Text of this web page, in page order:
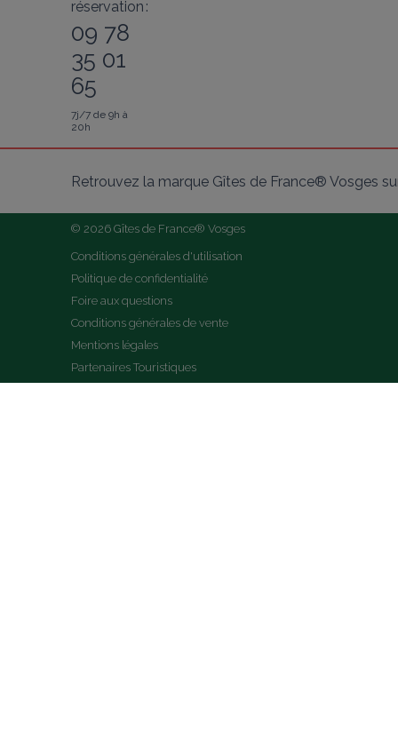
réservation :
09 78
35 01
65
7j/7 de 9h à
20h
Retrouvez la marque Gîtes de France® Vosges
© 2026 Gîtes de France® Vosges
Conditions générales d'utilisation
Politique de confidentialité
Foire aux questions
Conditions générales de vente
Mentions légales
Partenaires Touristiques